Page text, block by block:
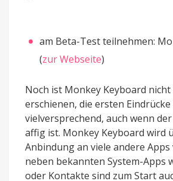
am Beta-Test teilnehmen:
(zur Webseite)
Noch ist Monkey Keyboard
erschienen, die ersten
vielversprechend, auch wenn
affig ist. Monkey Keyboard wird
Anbindung an viele andere
neben bekannten System-Apps
oder Kontakte sind zum Start